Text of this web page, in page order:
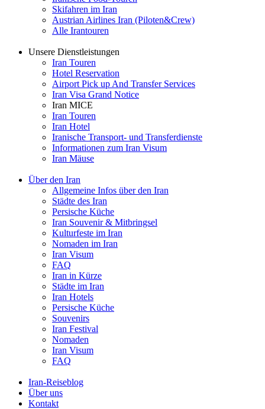
Skifahren im Iran
Austrian Airlines Iran (Piloten&Crew)
Alle Irantouren
Unsere Dienstleistungen
Iran Touren
Hotel Reservation
Airport Pick up And Transfer Services
Iran Visa Grand Notice
Iran MICE
Iran Touren
Iran Hotel
Iranische Transport- und Transferdienste
Informationen zum Iran Visum
Iran Mäuse
Über den Iran
Allgemeine Infos über den Iran
Städte des Iran
Persische Küche
Iran Souvenir & Mitbringsel
Kulturfeste im Iran
Nomaden im Iran
Iran Visum
FAQ
Iran in Kürze
Städte im Iran
Iran Hotels
Persische Küche
Souvenirs
Iran Festival
Nomaden
Iran Visum
FAQ
Iran-Reiseblog
Über uns
Kontakt